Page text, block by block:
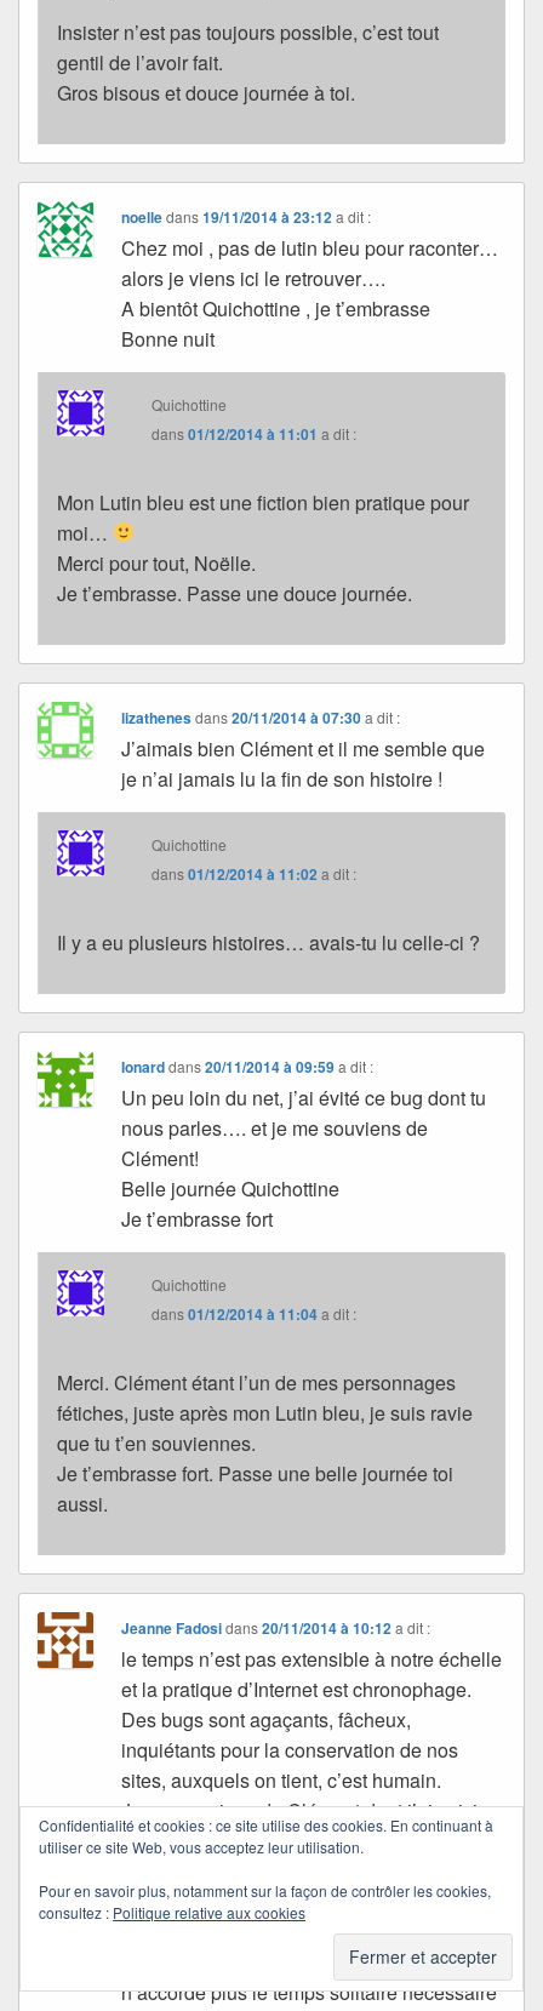
Insister n’est pas toujours possible, c’est tout
gentil de l’avoir fait.
Gros bisous et douce journée à toi.
noelledans19/11/2014 à 23:12 a dit :
Chez moi , pas de lutin bleu pour raconter…
alors je viens ici le retrouver….
A bientôt Quichottine , je t’embrasse
Bonne nuit
Quichottine
dans01/12/2014 à 11:01 a dit :
Mon Lutin bleu est une fiction bien pratique pour
moi…
Merci pour tout, Noëlle.
Je t’embrasse. Passe une douce journée.
lizathenesdans20/11/2014 à 07:30 a dit :
J’aimais bien Clément et il me semble que
je n’ai jamais lu la fin de son histoire !
Quichottine
dans01/12/2014 à 11:02 a dit :
Il y a eu plusieurs histoires… avais-tu lu celle-ci ?
Ionarddans20/11/2014 à 09:59 a dit :
Un peu loin du net, j’ai évité ce bug dont tu
nous parles…. et je me souviens de
Clément!
Belle journée Quichottine
Je t’embrasse fort
Quichottine
dans01/12/2014 à 11:04a dit :
Merci. Clément étant l’un de mes personnages
fétiches, juste après mon Lutin bleu, je suis ravie
que tu t’en souviennes.
Je t’embrasse fort. Passe une belle journée toi
aussi.
Jeanne Fadosidans20/11/2014 à 10:12 a dit :
le temps n’est pas extensible à notre échelle
et la pratique d’Internet est chronophage.
Des bugs sont agaçants, fâcheux,
inquiétants pour la conservation de nos
sites, auxquels on tient, c’est humain.
Je me souviens de Clément dont j’ai suivi
l’histoire aux débuts où tu es venue
ceux qui m’ont explicitement ou non,
Mais en même temps, je sais que je
n’accorde plus le temps solitaire nécessaire
Confidentialité et cookies : ce site utilise des cookies. En continuant à
utiliser ce site Web, vous acceptez leur utilisation.
Pour en savoir plus, notamment sur la façon de contrôler les cookies,
consultez : Politique relative aux cookies